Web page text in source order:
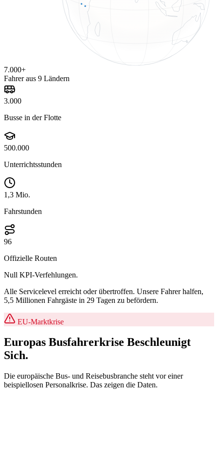
7.000+
Fahrer aus 9 Ländern
3.000
Busse in der Flotte
500.000
Unterrichtsstunden
1,3 Mio.
Fahrstunden
96
Offizielle Routen
Null KPI-Verfehlungen.
Alle Servicelevel erreicht oder übertroffen. Unsere Fahrer halfen,
5,5 Millionen Fahrgäste in 29 Tagen zu befördern.
EU-Marktkrise
Europas Busfahrerkrise Beschleunigt
Sich.
Die europäische Bus- und Reisebusbranche steht vor einer
beispiellosen Personalkrise. Das zeigen die Daten.